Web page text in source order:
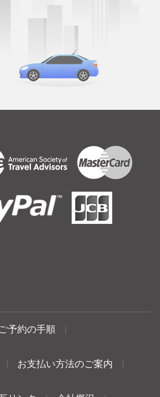
ご予約の手順
お支払い方法のご案内